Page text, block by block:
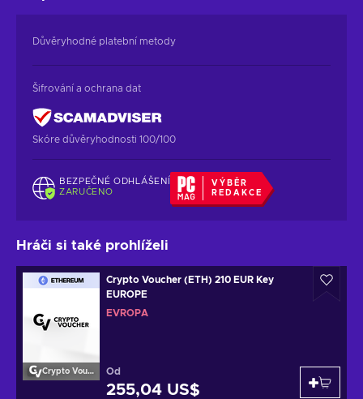
Důvěryhodné platební metody
Šifrování a ochrana dat
Skóre důvěryhodnosti 100/100
BEZPEČNÉ ODHLÁŠENÍ
ZARUČENO
VÝBĚR
REDAKCE
Hráči si také prohlíželi
Crypto Voucher
Crypto Voucher (ETH) 210 EUR Key
EUROPE
EVROPA
Od
255,04 US$